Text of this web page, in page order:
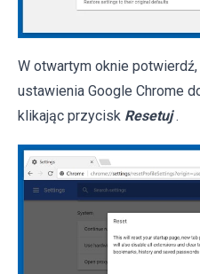
W otwartym oknie
ustawienia Google Chrome
klikając przycisk Resetuj .